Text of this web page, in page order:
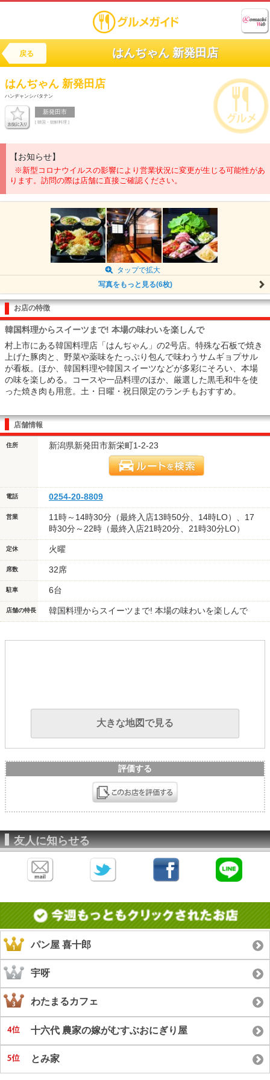
戻る はんぢゃん 新発田店
はんぢゃん 新発田店
ハンヂャンシバタテン
新発田市
[ 韓国・朝鮮料理 ]
【お知らせ】
※新型コロナウイルスの影響により営業状況に変更が生じる可能性があ
ります。訪問の際は店舗に直接ご確認ください。
タップで拡大
写真をもっと見る(6枚)
お店の特徴
韓国料理からスイーツまで! 本場の味わいを楽しんで
村上市にある韓国料理店「はんぢゃん」の2号店。特殊な石板で焼き
上げた豚肉と、野菜や薬味をたっぷり包んで味わうサムギョプサル
が看板。ほか、韓国料理や韓国スイーツなどが多彩にそろい、本場
の味を楽しめる。コースや一品料理のほか、厳選した黒毛和牛を使
った焼き肉も用意。土・日曜・祝日限定のランチもおすすめ。
店舗情報
住所 新潟県新発田市新栄町1-2-23
電話 0254-20-8809
営業
11時～14時30分（最終入店13時50分、14時LO）、17
時30分～22時（最終入店21時20分、21時30分LO）
定休 火曜
席数 32席
駐車 6台
店舗の特長 韓国料理からスイーツまで! 本場の味わいを楽しんで
大きな地図で見る
評価する
友人に知らせる
パン屋 喜十郎
宇呀
わたまるカフェ
十六代 農家の嫁がむすぶおにぎり屋
とみ家